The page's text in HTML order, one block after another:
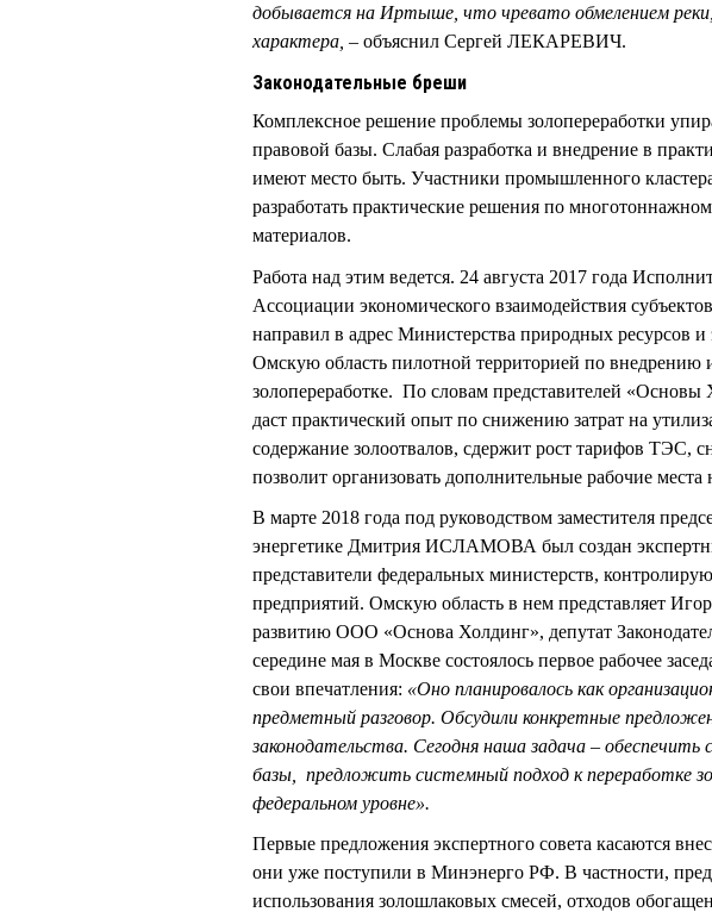
добывается на Иртыше, что чревато обмелением реки,
характера, – объяснил Сергей ЛЕКАРЕВИЧ.
Законодательные бреши
Комплексное решение проблемы золопереработки
правовой базы. Слабая разработка и внедрение в
имеют место быть. Участники промышленного
разработать практические решения по
материалов.
Работа над этим ведется. 24 августа 2017 года
Ассоциации экономического взаимодействия
направил в адрес Министерства природных ресурсов
Омскую область пилотной территорией по
золопереработке. По словам представителей «Основы
даст практический опыт по снижению затрат на
содержание золоотвалов, сдержит рост тарифов ТЭС,
позволит организовать дополнительные рабочие места
В марте 2018 года под руководством заместителя
энергетике Дмитрия ИСЛАМОВА был создан
представители федеральных министерств,
предприятий. Омскую область в нем представляет
развитию ООО «Основа Холдинг», депутат
середине мая в Москве состоялось первое рабочее
свои впечатления: «Оно планировалось как
предметный разговор. Обсудили конкретные
законодательства. Сегодня наша задача – обеспечить
базы, предложить системный подход к переработке
федеральном уровне».
Первые предложения экспертного совета касаются
они уже поступили в Минэнерго РФ. В частности,
использования золошлаковых смесей, отходов